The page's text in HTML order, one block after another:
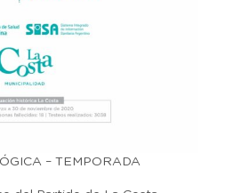
– TEMPORADA